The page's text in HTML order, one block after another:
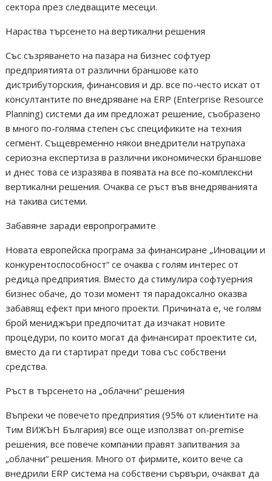
сектора през следващите месеци.
Нараства търсенето на вертикални решения
Със съзряването на пазара на бизнес софтуер
предприятията от различни браншове като
дистрибуторския, финансовия и др. все по-често искат от
консултантите по внедряване на ERP (Enterprise Resource
Planning) системи да им предложат решение, съобразено
в много по-голяма степен със спецификите на техния
сегмент. Същевременно някои внедрители натрупаха
сериозна експертиза в различни икономически браншове
и днес това се изразява в появата на все по-комплексни
вертикални решения. Очаква се ръст във внедряванията
на такива системи.
Забавяне заради европрограмите
Новата европейска програма за финансиране „Иновации и
конкурентоспособност“ се очаква с голям интерес от
редица предприятия. Вместо да стимулира софтуерния
бизнес обаче, до този момент тя парадоксално оказва
забавящ ефект при много проекти. Причината е, че голям
брой мениджъри предпочитат да изчакат новите
процедури, по които могат да финансират проектите си,
вместо да ги стартират преди това със собствени
средства.
Ръст в търсенето на „облачни“ решения
Въпреки че повечето предприятия (95% от клиентите на
Тим ВИЖЪН България) все още използват on-premise
решения, все повече компании правят запитвания за
„облачни“ решения. Много от фирмите, които вече са
внедрили ERP система на собствени сървъри, очакват да